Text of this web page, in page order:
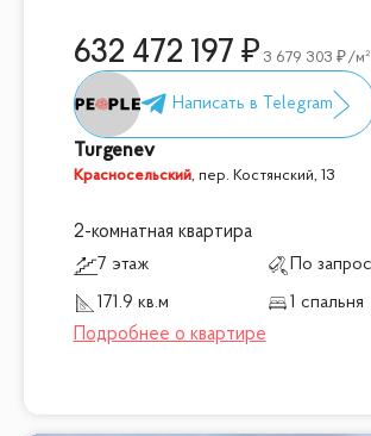
632 472 197 3 679 303 /м²
Turgenev
Красносельский, пер. Костянский, 13
2-комнатная квартира
7 этаж
По
171.9 кв.м
1 спальня